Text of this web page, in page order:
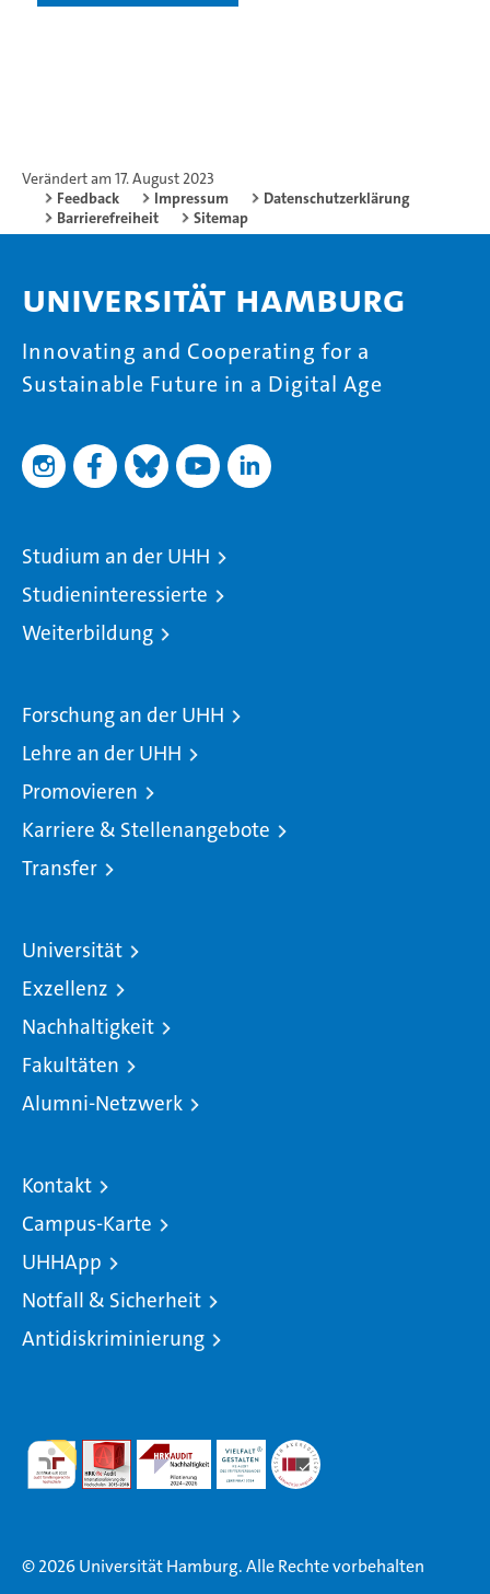
Verändert am 17. August 2023
Feedback
Impressum
Datenschutzerklärung
Barrierefreiheit
Sitemap
Universität Hamburg
Innovating and Cooperating for a
Sustainable Future in a Digital Age
Studium an der UHH
Studieninteressierte
Weiterbildung
Forschung an der UHH
Lehre an der UHH
Promovieren
Karriere & Stellenangebote
Transfer
Universität
Exzellenz
Nachhaltigkeit
Fakultäten
Alumni-Netzwerk
Kontakt
Campus-Karte
UHHApp
Notfall & Sicherheit
Antidiskriminierung
© 2026 Universität Hamburg. Alle Rechte vorbehalten